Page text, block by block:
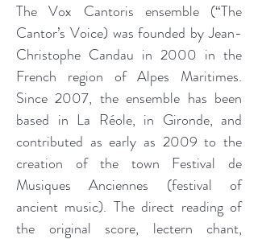
The Vox Cantoris ensemble (“The
Cantor’s Voice) was founded by Jean-
Christophe Candau in 2000 in the
French region of Alpes Maritimes.
Since 2007, the ensemble has been
based in La Réole, in Gironde, and
contributed as early as 2009 to the
creation of the town Festival de
Musiques Anciennes (festival of
ancient music). The direct reading of
the original score, lectern chant,